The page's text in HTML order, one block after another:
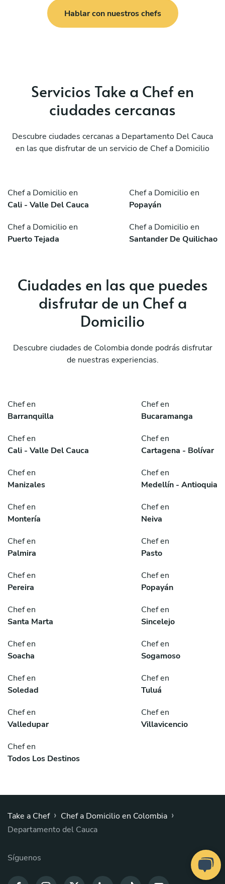
Hablar con nuestros chefs
Servicios Take a Chef en
ciudades cercanas
Descubre ciudades cercanas a Departamento Del Cauca
en las que disfrutar de un servicio de Chef a Domicilio
Chef a Domicilio en
Cali - Valle Del Cauca
Chef a Domicilio en
Popayán
Chef a Domicilio en
Puerto Tejada
Chef a Domicilio en
Santander De Quilichao
Ciudades en las que puedes
disfrutar de un Chef a
Domicilio
Descubre ciudades de Colombia donde podrás disfrutar
de nuestras experiencias.
Chef en
Barranquilla
Chef en
Bucaramanga
Chef en
Cali - Valle Del Cauca
Chef en
Cartagena - Bolívar
Chef en
Manizales
Chef en
Medellín - Antioquia
Chef en
Montería
Chef en
Neiva
Chef en
Palmira
Chef en
Pasto
Chef en
Pereira
Chef en
Popayán
Chef en
Santa Marta
Chef en
Sincelejo
Chef en
Soacha
Chef en
Sogamoso
Chef en
Soledad
Chef en
Tuluá
Chef en
Valledupar
Chef en
Villavicencio
Chef en
Todos Los Destinos
Take a Chef › Chef a Domicilio en Colombia ›
Departamento del Cauca
Síguenos